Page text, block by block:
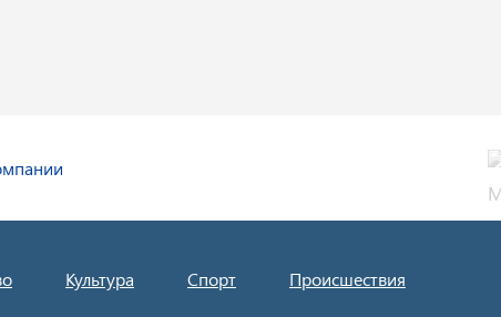
Культура Спорт Происшествия